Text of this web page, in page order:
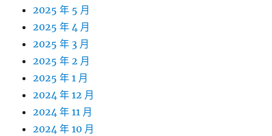
2025 年 5 月
2025 年 4 月
2025 年 3 月
2025 年 2 月
2025 年 1 月
2024 年 12 月
2024 年 11 月
2024 年 10 月